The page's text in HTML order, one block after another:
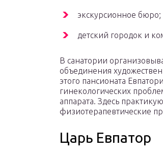
экскурсионное бюро;
детский городок и
В санатории
объединения
этого пансионата
гинекологических
аппарата. Здесь
физиотерапевтические
Царь Евпатор